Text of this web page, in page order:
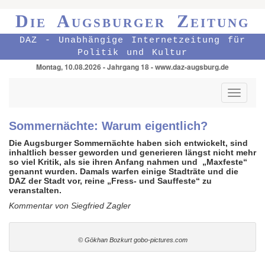
Die Augsburger Zeitung
DAZ - Unabhängige Internetzeitung für
Politik und Kultur
Montag, 10.08.2026 - Jahrgang 18 - www.daz-augsburg.de
Toggle
Sommernächte: Warum eigentlich?
Die Augsburger Sommernächte haben sich entwickelt, sind
inhaltlich besser geworden und generieren längst nicht mehr
so viel Kritik, als sie ihren Anfang nahmen und „Maxfeste“
genannt wurden. Damals warfen einige Stadträte und die
DAZ der Stadt vor, reine „Fress- und Sauffeste“ zu
veranstalten.
Kommentar von Siegfried Zagler
© Gökhan Bozkurt gobo-pictures.com